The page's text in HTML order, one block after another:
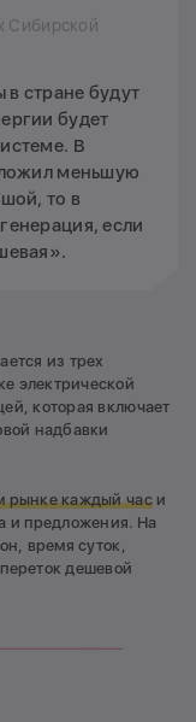
Сибирской
стране будут
будет
В
меньшую
то в
если
из трех
электрической
которая включает
надбавки
рынке каждый часи
и предложения. На
время суток,
дешевой